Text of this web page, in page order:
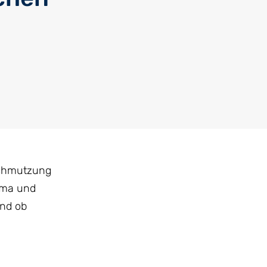
und
ob